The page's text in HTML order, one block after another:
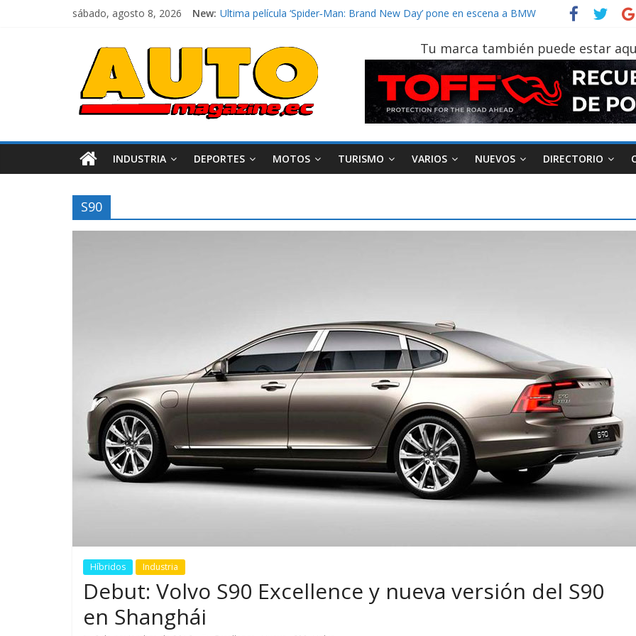
sábado, agosto 8, 2026 New: El costo de tener un vehículo gana protagonismo a la hora de decidir
¿Qué puede pasar con tu vehículo si permanece varios días sin usar?
La Vuelta al Ecuador 2026, edición 47ª, recorre 7 provincias en 8 días
La FEDAK recibe 12 Sinotruk Bolden para cubrir las rutas de La Vuelta
Tu marca también puede estar
INDUSTRIA DEPORTES MOTOS TURISMO VARIOS NUEVOS DIRECTORIO
S90
Híbridos Industria
Debut: Volvo S90 Excellence y nueva versión del S90
en Shanghái
¿Qué puede pasar con tu
vehículo si permanece
varios días sin usar?
Campaña busca cambiar
destino de los
en la región